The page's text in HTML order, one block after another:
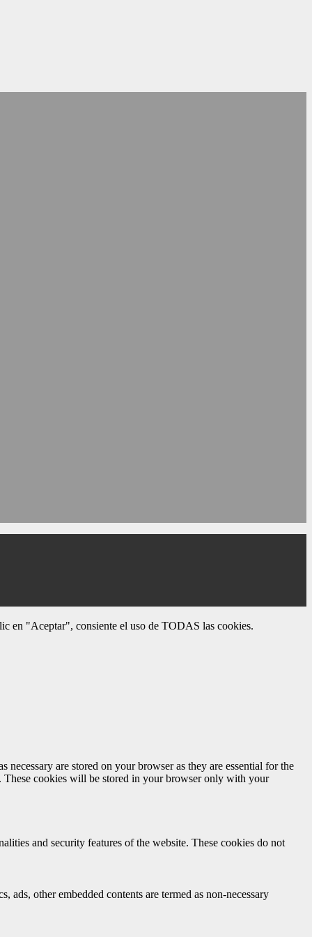
en "Aceptar", consiente el uso de TODAS las cookies.
are stored on your browser as they are essential for the
These cookies will be stored in your browser only with your
and security features of the website. These cookies do not
other embedded contents are termed as non-necessary